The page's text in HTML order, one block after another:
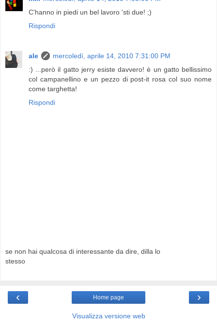
C'hanno in piedi un bel lavoro 'sti due! ;)
Rispondi
ale
mercoledì, aprile 14, 2010 7:31:00 PM
:) ...però il gatto jerry esiste davvero! è un gatto bellissimo
col campanellino e un pezzo di post-it rosa col suo nome
come targhetta!
Rispondi
se non hai qualcosa di interessante da dire, dilla lo
stesso
‹ ›
Home page
Visualizza versione web